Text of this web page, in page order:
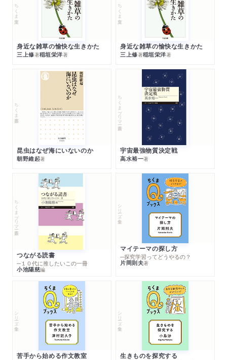
ちくま文庫
身近な雑草の愉快な生きかた
三上修著稲垣栄洋著
ちくま文庫
身近な雑草の愉快な生きかた
三上修著稲垣栄洋著
ちくま新書
昆虫はなぜ海にいないのか
朝野維起著
ちくまプリマー新書
宇宙最強物質決定戦
高水裕一著
ちくまプリマー新書
つながる読書
─１０代に推したいこの一冊
小池陽慈編
シリーズ・全集
マイテーマの探し方
─探究学習ってどうやるの？
片岡則夫著
シリーズ・全集
苦手から始める作文教室
シリーズ・全集
生きものを探究する